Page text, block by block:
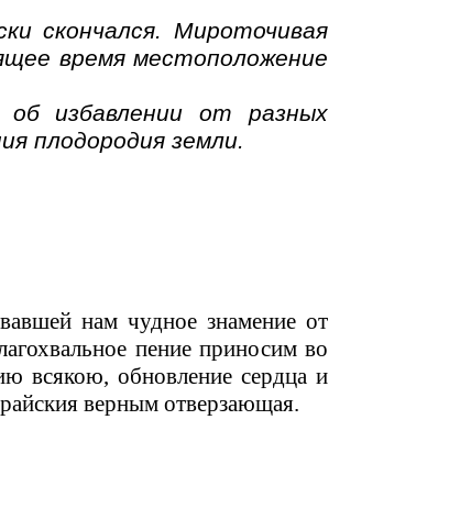
скончался. Мироточивая
время местоположение
избавлении от разных
плодородия земли.
нам чудное знамение от
пение приносим во
всякою, обновление сердца и
верным отверзающая.